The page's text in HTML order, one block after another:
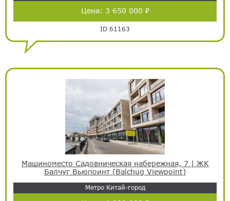
Цена: 3 650 000 ₽
ID 61163
Машиноместо Садовническая набережная, 7 | ЖК
Балчуг Вьюпоинт (Balchug Viewpoint)
Метро Китай-город